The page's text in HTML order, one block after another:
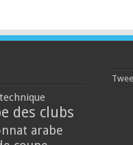
des clubs
arabe